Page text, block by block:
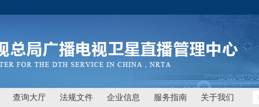
查询大厅 法规文件 企业信息 服务指南 关于我们